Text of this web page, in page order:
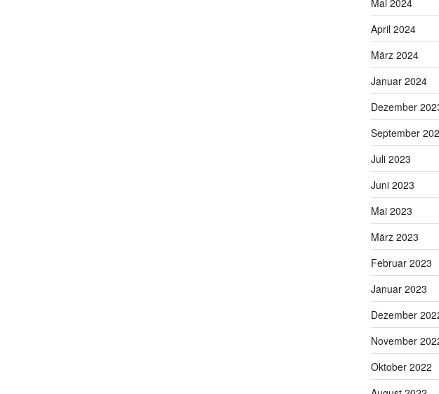
Mai 2024
April 2024
März 2024
Januar 2024
Dezember
September
Juli 2023
Juni 2023
Mai 2023
März 2023
Februar 2023
Januar 2023
Dezember
November
Oktober 2022